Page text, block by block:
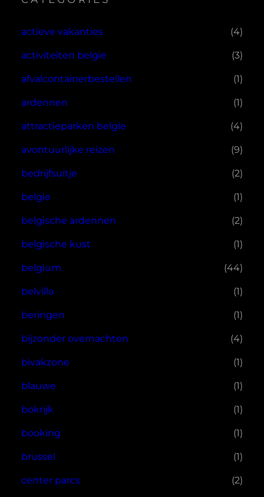
actieve vakanties (4)
activiteiten belgie (3)
afvalcontainerbestellen (1)
ardennen (1)
attractieparken belgie (4)
avontuurlijke reizen (9)
bedrijfsuitje (2)
belgie (1)
belgische ardennen (2)
belgische kust (1)
belgium (44)
belvilla (1)
beringen (1)
bijzonder overnachten (4)
bivakzone (1)
blauwe (1)
bokrijk (1)
booking (1)
brussel (1)
center parcs (2)